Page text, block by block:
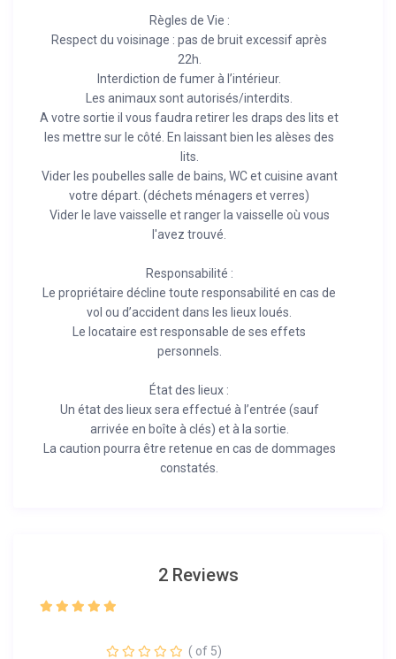
Règles de Vie :
Respect du voisinage : pas de bruit excessif après
22h.
Interdiction de fumer à l’intérieur.
Les animaux sont autorisés/interdits.
A votre sortie il vous faudra retirer les draps des lits et
les mettre sur le côté. En laissant bien les alèses des
lits.
Vider les poubelles salle de bains, WC et cuisine avant
votre départ. (déchets ménagers et verres)
Vider le lave vaisselle et ranger la vaisselle où vous
l'avez trouvé.
Responsabilité :
Le propriétaire décline toute responsabilité en cas de
vol ou d’accident dans les lieux loués.
Le locataire est responsable de ses effets
personnels.
État des lieux :
Un état des lieux sera effectué à l’entrée (sauf
arrivée en boîte à clés) et à la sortie.
La caution pourra être retenue en cas de dommages
constatés.
2 Reviews
( of 5)